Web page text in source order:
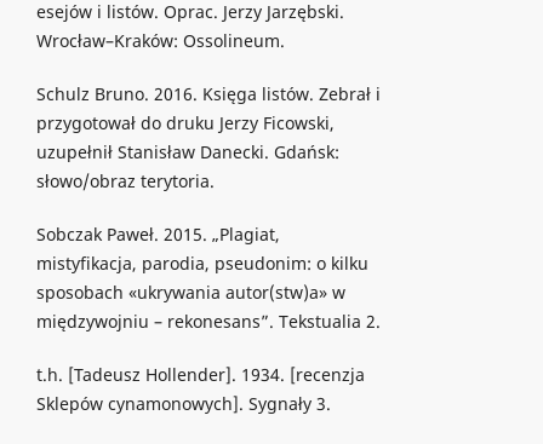
esejów i listów. Oprac. Jerzy Jarzębski.
Wrocław–Kraków: Ossolineum.
Schulz Bruno. 2016. Księga listów. Zebrał i
przygotował do druku Jerzy Ficowski,
uzupełnił Stanisław Danecki. Gdańsk:
słowo/obraz terytoria.
Sobczak Paweł. 2015. „Plagiat,
mistyfikacja, parodia, pseudonim: o kilku
sposobach «ukrywania autor(stw)a» w
międzywojniu – rekonesans”. Tekstualia 2.
t.h. [Tadeusz Hollender]. 1934. [recenzja
Sklepów cynamonowych]. Sygnały 3.